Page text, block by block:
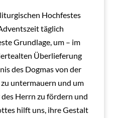
Hochfestes
täglich
Grundlage, um – im
Überlieferung
des Dogmas von der
untermauern und um
Herrn zu fördern und
hilft uns, ihre Gestalt